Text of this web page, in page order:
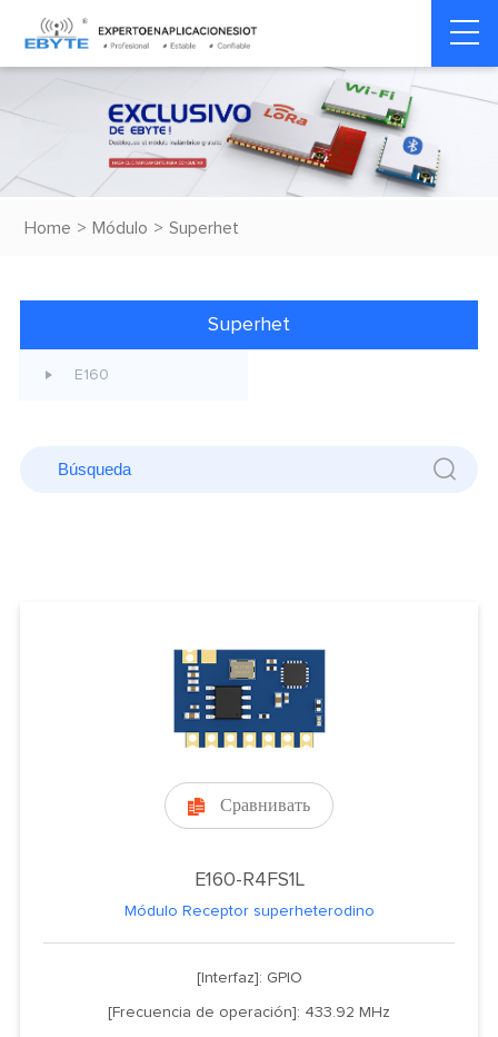
Home > Módulo > Superhet
Superhet
E160
 Сравнивать
E160-R4FS1L
Módulo Receptor superheterodino
[Interfaz]: GPIO
[Frecuencia de operación]: 433.92 MHz